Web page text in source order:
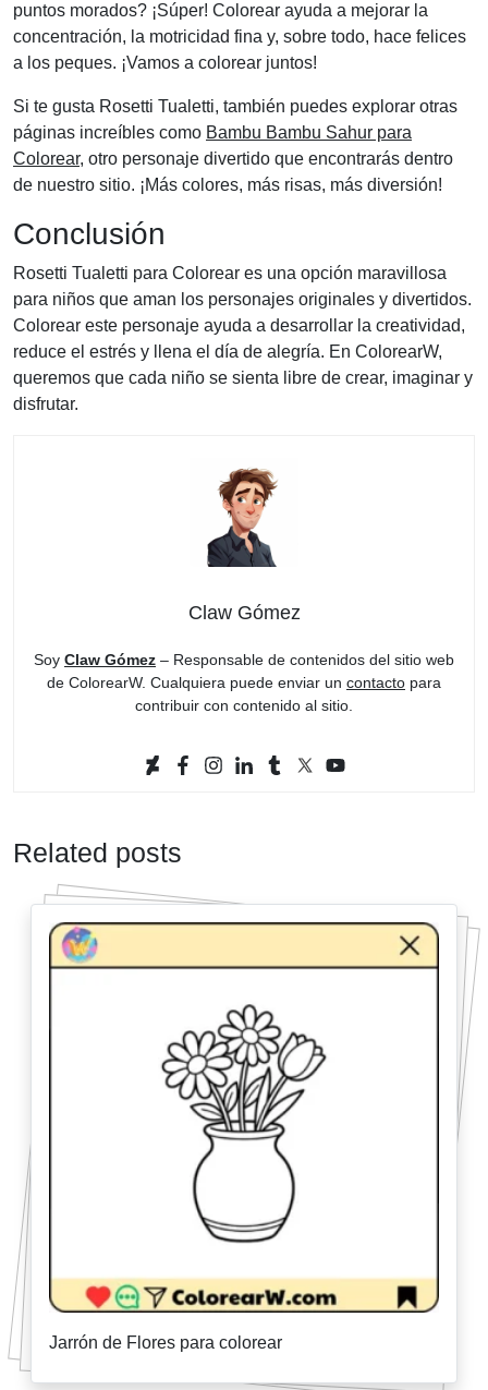
puntos morados? ¡Súper! Colorear ayuda a mejorar la
concentración, la motricidad fina y, sobre todo, hace felices
a los peques. ¡Vamos a colorear juntos!
Si te gusta Rosetti Tualetti, también puedes explorar otras
páginas increíbles como Bambu Bambu Sahur para
Colorear, otro personaje divertido que encontrarás dentro
de nuestro sitio. ¡Más colores, más risas, más diversión!
Conclusión
Rosetti Tualetti para Colorear es una opción maravillosa
para niños que aman los personajes originales y divertidos.
Colorear este personaje ayuda a desarrollar la creatividad,
reduce el estrés y llena el día de alegría. En ColorearW,
queremos que cada niño se sienta libre de crear, imaginar y
disfrutar.
Claw Gómez
Soy Claw Gómez – Responsable de contenidos del sitio web
de ColorearW. Cualquiera puede enviar un contacto para
contribuir con contenido al sitio.
Related posts
Jarrón de Flores para colorear